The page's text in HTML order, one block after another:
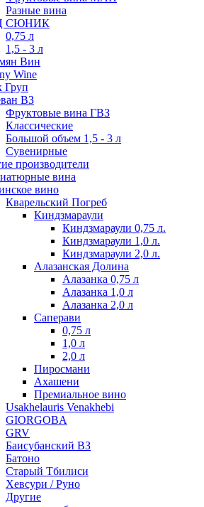
Разные вина
СЮНИК
0,75 л
1,5 - 3 л
Вин
Wine
Груп
ВЗ
Фруктовые вина ГВЗ
Классические
Большой объем 1,5 - 3 л
Сувенирные
производители
вина
вино
Кварельский Погреб
Киндзмараули
Киндзмараули 0,75 л.
Киндзмараули 1,0 л.
Киндзмараули 2,0 л.
Алазанская Долина
Алазанка 0,75 л
Алазанка 1,0 л
Алазанка 2,0 л
Саперави
0,75 л
1,0 л
2,0 л
Пиросмани
Ахашени
Премиальное вино
Usakhelauris Venakhebi
GIORGOBA
GRV
Баисубанский ВЗ
Батоно
Старый Тбилиси
Хевсури / Руно
Другие